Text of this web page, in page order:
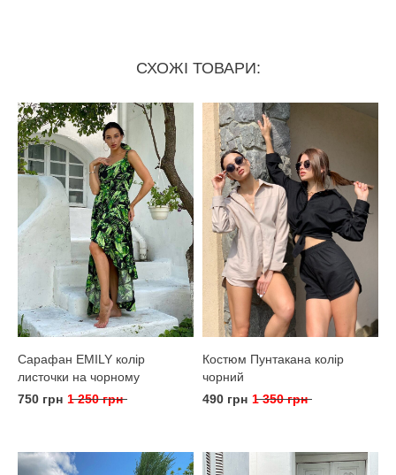
СХОЖІ ТОВАРИ:
Сарафан EMILY колір
листочки на чорному
750 грн 1 250 грн
Костюм Пунтакана колір
чорний
490 грн 1 350 грн